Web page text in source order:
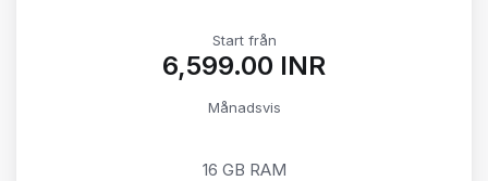
Start från
₹6,599.00 INR
Månadsvis
16 GB RAM